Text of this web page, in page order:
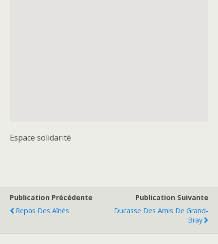
Espace solidarité
Publication Précédente
Repas Des Aînés
Publication Suivante
Ducasse Des Amis De Grand-
Bray